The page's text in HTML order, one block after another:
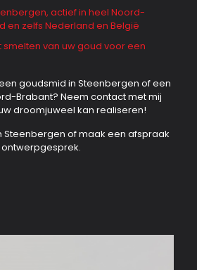
actief in heel Noord-
en zelfs Nederland en België
smelten van uw goud voor een
goudsmid in Steenbergen of een
Brabant? Neem contact met mij
droomjuweel kan realiseren!
Steenbergen of maak een afspraak